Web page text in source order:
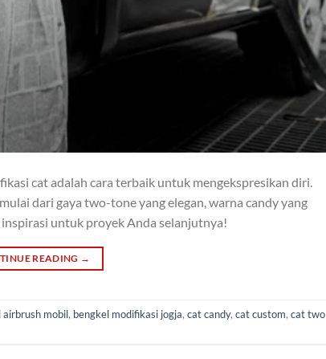
cat adalah cara terbaik untuk mengekspresikan diri.
dari gaya two-tone yang elegan, warna candy yang
inspirasi untuk proyek Anda selanjutnya!
READING →
airbrush mobil, bengkel modifikasi jogja, cat candy, cat custom, cat two